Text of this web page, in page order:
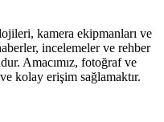
kamera ekipmanları ve
incelemeler ve rehber
Amacımız, fotoğraf ve
kolay erişim sağlamaktır.